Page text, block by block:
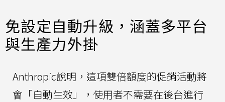
免設定自動升級，涵蓋多平台
與生產力外掛
Anthropic說明，這項雙倍額度的促銷活動將
會「自動生效」，使用者不需要在後台進行